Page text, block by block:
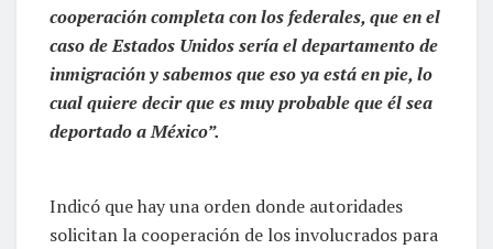
cooperación completa con los federales, que en el
caso de Estados Unidos sería el departamento de
inmigración y sabemos que eso ya está en pie, lo
cual quiere decir que es muy probable que él sea
deportado a México”.
Indicó que hay una orden donde autoridades
solicitan la cooperación de los involucrados para